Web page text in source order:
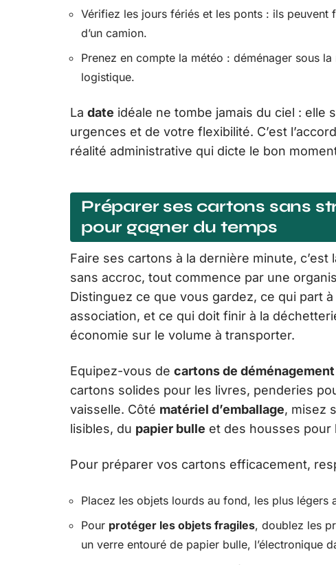
Vérifiez les jours fériés et les ponts : ils
d’un camion.
Prenez en compte la météo : déménager sous
logistique.
La date idéale ne tombe jamais du ciel :
urgences et de votre flexibilité. C’est
réalité administrative qui dicte le bon
Préparer ses cartons sans
pour gagner du temps
Faire ses cartons à la dernière minute,
sans accroc, tout commence par une
Distinguez ce que vous gardez, ce qui part
association, et ce qui doit finir à la
économie sur le volume à transporter.
Equipez-vous de cartons de déménagement
cartons solides pour les livres, penderies
vaisselle. Côté matériel d’emballage, misez
lisibles, du papier bulle et des housses pour
Pour préparer vos cartons efficacement,
Placez les objets lourds au fond, les plus légers
Pour protéger les objets fragiles, doublez les
un verre entouré de papier bulle, l’électronique